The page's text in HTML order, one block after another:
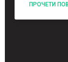
ПРОЧЕТИ